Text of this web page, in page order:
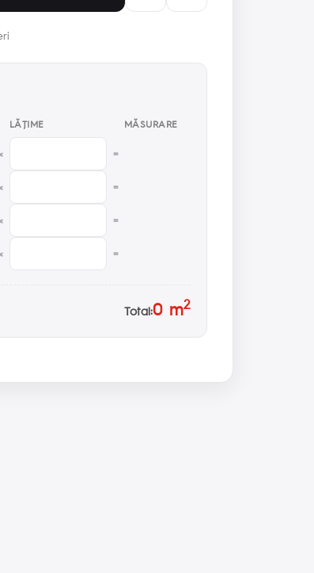
LĂŢIME MĂSURARE
=
=
=
=
Total:0m2